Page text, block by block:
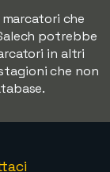
che
potrebbe
in altri
che non